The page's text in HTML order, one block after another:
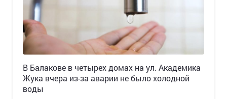
В Балакове в четырех домах на ул. Академика
Жука вчера из-за аварии не было холодной
воды